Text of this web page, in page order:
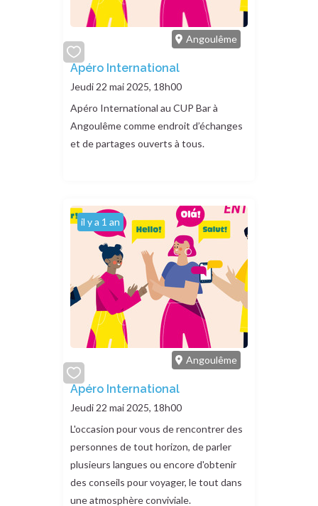
Angoulême
add
or
Apéro International
Jeudi 22 mai 2025, 18h00
Apéro International au CUP Bar à
Angoulême comme endroit d’échanges
et de partages ouverts à tous.
il y a 1 an
Angoulême
add
or
Apéro International
Jeudi 22 mai 2025, 18h00
L'occasion pour vous de rencontrer des
personnes de tout horizon, de parler
plusieurs langues ou encore d'obtenir
des conseils pour voyager, le tout dans
une atmosphère conviviale.